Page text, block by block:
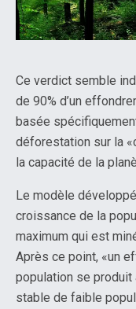
Ce verdict semble
de 90% d’un
basée
déforestation sur la
la capacité de la
Le modèle
croissance de la
maximum qui est
Après ce point, «un
population se produit
stable de faible